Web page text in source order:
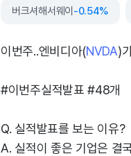
버크셔해서웨이 -0.54%
이번주..엔비디아(NVDA)
#이번주실적발표 #48개
Q. 실적발표를 보는 이유?
A. 실적이 좋은 기업은 결